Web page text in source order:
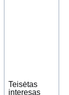
Teisėtas
interesas